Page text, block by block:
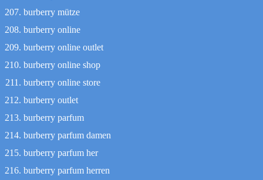
burberry mütze
burberry online
burberry online outlet
burberry online shop
burberry online store
burberry outlet
burberry parfum
burberry parfum damen
burberry parfum her
burberry parfum herren